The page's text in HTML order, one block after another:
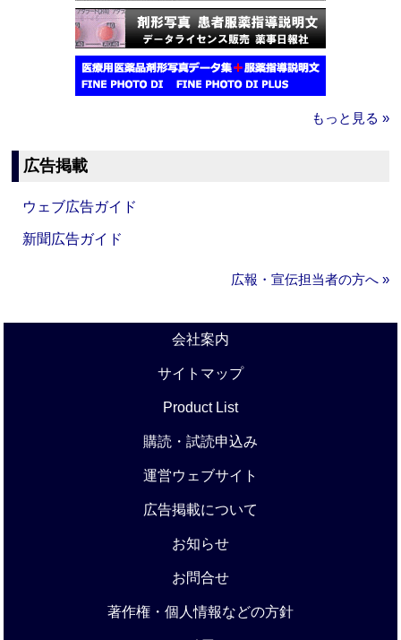
もっと見る »
広告掲載
ウェブ広告ガイド
新聞広告ガイド
広報・宣伝担当者の方へ »
会社案内
サイトマップ
Product List
購読・試読申込み
運営ウェブサイト
広告掲載について
お知らせ
お問合せ
著作権・個人情報などの方針